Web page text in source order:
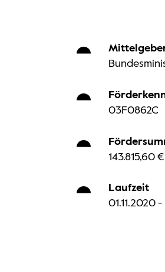
03F0862C
143.815,60 €
Laufzeit
01.11.2020 -